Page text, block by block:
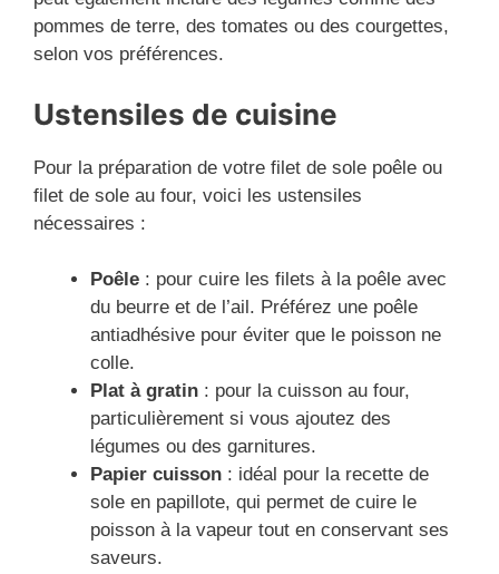
pommes de terre, des tomates ou des courgettes,
selon vos préférences.
Ustensiles de cuisine
Pour la préparation de votre filet de sole poêle ou
filet de sole au four, voici les ustensiles
nécessaires :
Poêle : pour cuire les filets à la poêle avec
du beurre et de l’ail. Préférez une poêle
antiadhésive pour éviter que le poisson ne
colle.
Plat à gratin : pour la cuisson au four,
particulièrement si vous ajoutez des
légumes ou des garnitures.
Papier cuisson : idéal pour la recette de
sole en papillote, qui permet de cuire le
poisson à la vapeur tout en conservant ses
saveurs.